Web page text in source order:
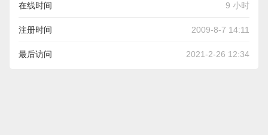
在线时间 9 小时
注册时间 2009-8-7 14:11
最后访问 2021-2-26 12:34